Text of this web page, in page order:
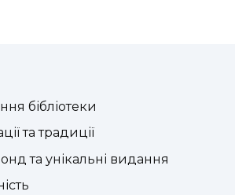
бібліотеки
та традиції
та унікальні видання